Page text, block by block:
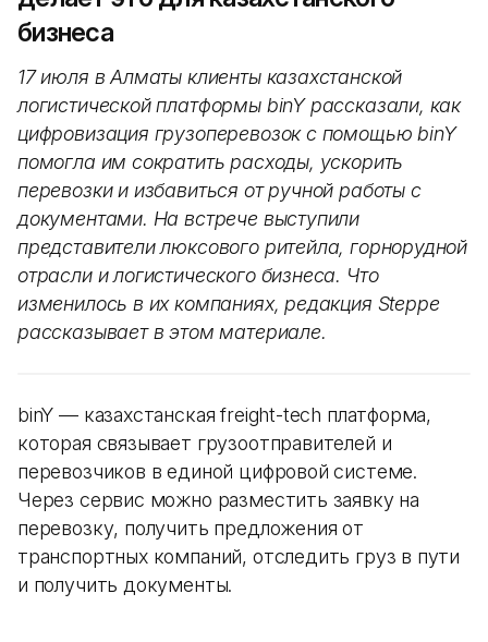
бизнеса
17 июля в Алматы клиенты казахстанской
логистической платформы binY рассказали, как
цифровизация грузоперевозок с помощью binY
помогла им сократить расходы, ускорить
перевозки и избавиться от ручной работы с
документами. На встрече выступили
представители люксового ритейла, горнорудной
отрасли и логистического бизнеса. Что
изменилось в их компаниях, редакция Steppe
рассказывает в этом материале.
binY — казахстанская freight-tech платформа,
которая связывает грузоотправителей и
перевозчиков в единой цифровой системе.
Через сервис можно разместить заявку на
перевозку, получить предложения от
транспортных компаний, отследить груз в пути
и получить документы.